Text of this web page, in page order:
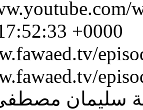
+0000
سليمان مصطفى